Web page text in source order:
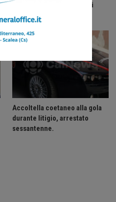
assestamento e variazioni
bilancio…
CALABRIA
Accoltella coetaneo alla gola
durante litigio, arrestato
sessantenne.